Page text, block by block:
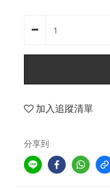
加入追蹤清單
分享到